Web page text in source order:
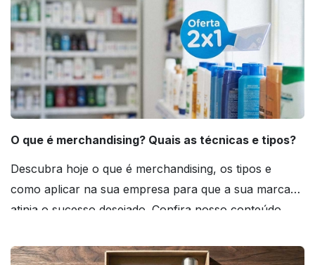
O que é merchandising? Quais as técnicas e tipos?
Descubra hoje o que é merchandising, os tipos e
como aplicar na sua empresa para que a sua marca
atinja o sucesso desejado. Confira nosso conteúdo